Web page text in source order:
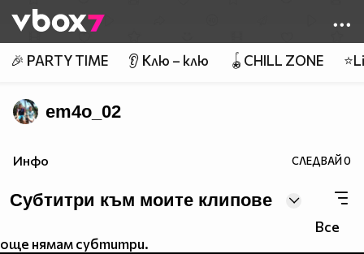
👾
🎉 PARTY TIME 👂 Клю – клю 🪀CHILL ZONE
em4o_02
Инфо СЛЕДВАЙ0
Субтитри към моите клипове
Все
още нямам субтитри.